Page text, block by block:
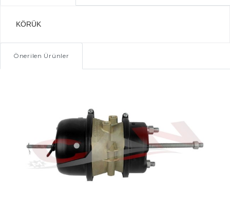
KÖRÜK
Önerilen Ürünler